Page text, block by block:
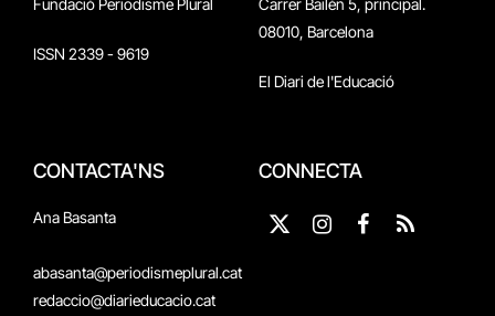
Fundació Periodisme Plural
ISSN 2339 - 9619
Carrer Bailén 5, principal.
08010, Barcelona
El Diari de l'Educació
CONTACTA'NS
Ana Basanta
abasanta@periodismeplural.cat
redaccio@diarieducacio.cat
CONNECTA
X
Instagram
Facebook
RSS